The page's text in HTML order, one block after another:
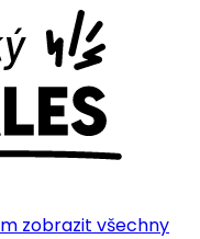
zobrazit všechny